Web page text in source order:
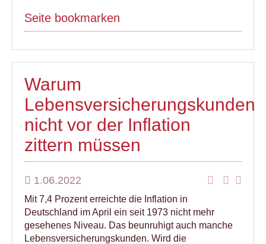
Seite bookmarken
Warum
Lebensversicherungskunden
nicht vor der Inflation
zittern müssen
1.06.2022
Mit 7,4 Prozent erreichte die Inflation in
Deutschland im April ein seit 1973 nicht mehr
gesehenes Niveau. Das beunruhigt auch manche
Lebensversicherungskunden. Wird die